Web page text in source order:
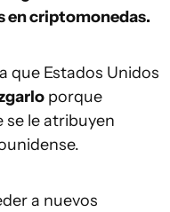
en criptomonedas.
que Estados Unidos
porque
se le atribuyen
a nuevos